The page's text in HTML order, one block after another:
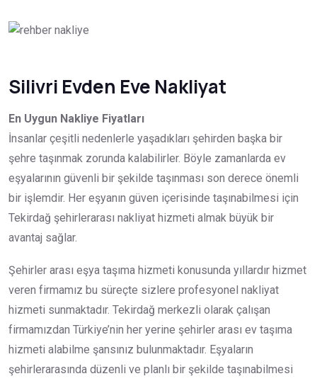
Silivri Evden Eve Nakliyat
En Uygun Nakliye Fiyatları
İnsanlar çeşitli nedenlerle yaşadıkları şehirden başka bir
şehre taşınmak zorunda kalabilirler. Böyle zamanlarda ev
eşyalarının güvenli bir şekilde taşınması son derece önemli
bir işlemdir. Her eşyanın güven içerisinde taşınabilmesi için
Tekirdağ şehirlerarası nakliyat hizmeti almak büyük bir
avantaj sağlar.
Şehirler arası eşya taşıma hizmeti konusunda yıllardır hizmet
veren firmamız bu süreçte sizlere profesyonel nakliyat
hizmeti sunmaktadır. Tekirdağ merkezli olarak çalışan
firmamızdan Türkiye’nin her yerine şehirler arası ev taşıma
hizmeti alabilme şansınız bulunmaktadır. Eşyaların
şehirlerarasında düzenli ve planlı bir şekilde taşınabilmesi